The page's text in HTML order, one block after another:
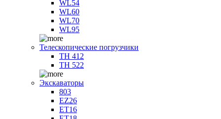
WL54
WL60
WL70
WL95
Телескопические погрузчики
TH 412
TH 522
Экскаваторы
803
EZ26
ET16